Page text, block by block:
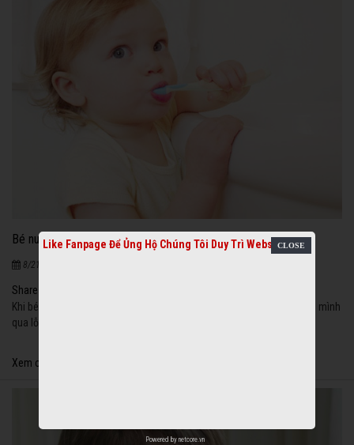
Bé nuốt kem đánh răng, có hại gì?
8/21/2020
Share
Khi bé lên 1 - 2 tuổi, hễ có cái gì trong tay đều cố gắng cho vào người mình
qua lỗ mũi, lỗ tai và thường nhất là qua miệng!
Xem chi tiết
Like Fanpage Để Ủng Hộ Chúng Tôi Duy Trì Website
Powered by netcore.vn